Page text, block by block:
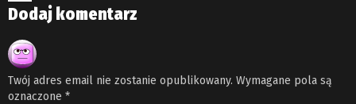
Dodaj komentarz
Twój adres email nie zostanie opublikowany. Wymagane pola są
oznaczone *